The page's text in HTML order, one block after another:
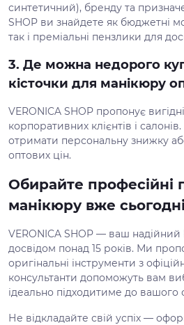
синтетичний), бренду та
SHOP ви знайдете як бюджетні
так і преміальні пензлики для
3. Де можна недорого
кісточки для манікюру
VERONICA SHOP пропонує
корпоративних клієнтів і
отримати персональну знижку
оптових цін.
Обирайте професійні
манікюру вже
VERONICA SHOP — ваш надійний
досвідом понад 15 років. Ми
оригінальні інструменти з
консультанти допоможуть вам
ідеально підходитиме до вашого
Не відкладайте свій успіх —